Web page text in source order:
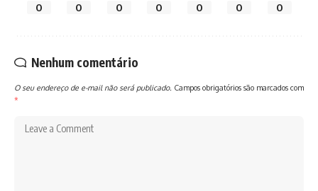
0 0 0 0 0 0 0
Nenhum comentário
O seu endereço de e-mail não será publicado. Campos obrigatórios são marcados com
*